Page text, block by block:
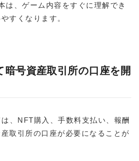
は、ゲーム内容をすぐに理解でき
すくなります。
号資産取引所の口座を開
、NFT購入、手数料支払い、報酬
取引所の口座が必要になることが